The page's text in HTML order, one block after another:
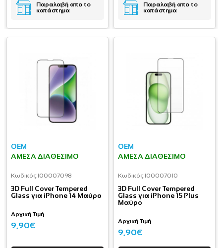
Παραλαβή απο το
κατάστημα
Παραλαβή απο το
κατάστημα
OEM
ΆΜΕΣΑ ΔΙΑΘΈΣΙΜΟ
Κωδικός:I00007098
3D Full Cover Tempered
Glass για iPhone 14 Μαύρο
Αρχική Τιμή
9,90€
OEM
ΆΜΕΣΑ ΔΙΑΘΈΣΙΜΟ
Κωδικός:I00007010
3D Full Cover Tempered
Glass για iPhone 15 Plus
Μαύρο
Αρχική Τιμή
9,90€